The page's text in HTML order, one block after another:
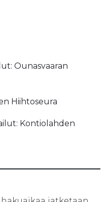
Ounasvaaran
Hiihtoseura
Kontiolahden